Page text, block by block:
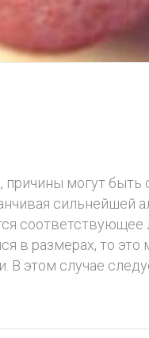
причины могут
сильнейшей
соответствующее
в размерах, то
В этом случае